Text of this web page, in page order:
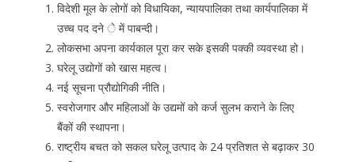
विदेशी मूल के लोगों को विधायिका, न्यायपालिका तथा कार्यपालिका में
उच्च पद दने े में पाबन्दी।
लोकसभा अपना कार्यकाल पूरा कर सके इसकी पक्की व्यवस्था हो।
घरेलू उद्योगों को खास महत्व।
नई सूचना प्रौद्योगिकी नीति।
स्वरोजगार और महिलाओं के उद्यमों को कर्ज सुलभ कराने के लिए
बैंकों की स्थापना।
राष्ट्रीय बचत को सकल घरेलू उत्पाद के 24 प्रतिशत से बढ़ाकर 30